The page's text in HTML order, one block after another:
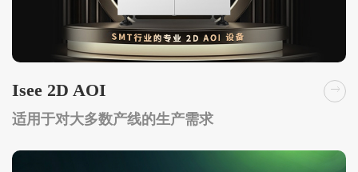
Isee 2D AOI
适用于对大多数产线的生产需求